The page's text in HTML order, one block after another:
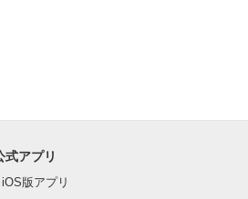
式アプリ
iOS版アプリ